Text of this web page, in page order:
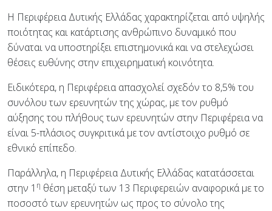
Η Περιφέρεια Δυτικής Ελλάδας χαρακτηρίζεται από υψηλής
ποιότητας και κατάρτισης ανθρώπινο δυναμικό που
δύναται να υποστηρίξει επιστημονικά και να στελεχώσει
θέσεις ευθύνης στην επιχειρηματική κοινότητα.
Ειδικότερα, η Περιφέρεια απασχολεί σχεδόν το 8,5% του
συνόλου των ερευνητών της χώρας, με τον ρυθμό
αύξησης του πλήθους των ερευνητών στην Περιφέρεια να
είναι 5-πλάσιος συγκριτικά με τον αντίστοιχο ρυθμό σε
εθνικό επίπεδο.
Παράλληλα, η Περιφέρεια Δυτικής Ελλάδας κατατάσσεται
στην 1 η θέση μεταξύ των 13 Περιφερειών αναφορικά με το
ποσοστό των ερευνητών ως προς το σύνολο της